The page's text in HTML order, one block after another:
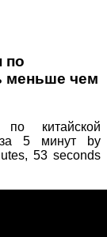
по
меньше чем
китайской
5 минут by
53 seconds